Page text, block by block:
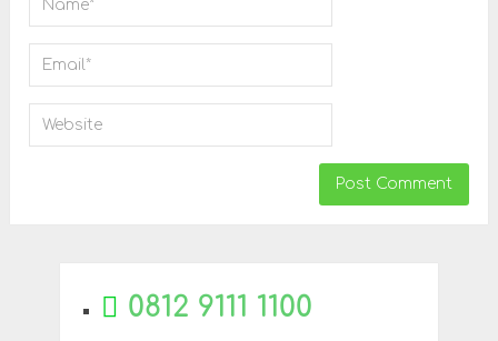
0812 9111 1100